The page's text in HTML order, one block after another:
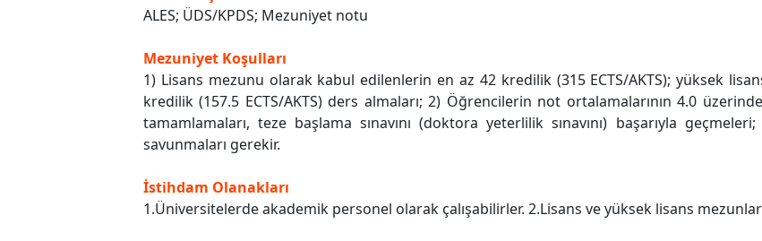
ALES; ÜDS/KPDS; Mezuniyet notu
Mezuniyet Koşulları
1) Lisans mezunu olarak kabul edilenlerin en az 42 kredilik (315 ECTS/AKTS); yüksek
kredilik (157.5 ECTS/AKTS) ders almaları; 2) Öğrencilerin not ortalamalarının 4.0
tamamlamaları, teze başlama sınavını (doktora yeterlilik sınavını) başarıyla
savunmaları gerekir.
İstihdam Olanakları
1.Üniversitelerde akademik personel olarak çalışabilirler. 2.Lisans ve yüksek lisans